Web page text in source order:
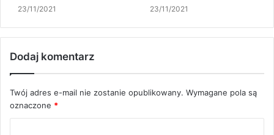
23/11/2021 23/11/2021
Dodaj komentarz
Twój adres e-mail nie zostanie opublikowany. Wymagane pola są
oznaczone *